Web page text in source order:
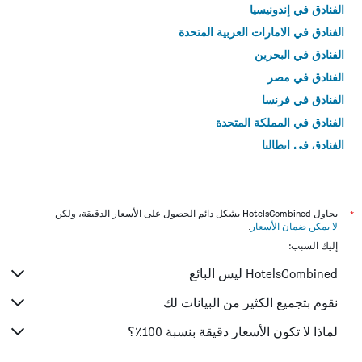
الفنادق في إندونيسيا
الفنادق في الامارات العربية المتحدة
الفنادق في البحرين
الفنادق في مصر
الفنادق في فرنسا
الفنادق في المملكة المتحدة
الفنادق في إيطاليا
*
يحاول HotelsCombined بشكل دائم الحصول على الأسعار الدقيقة، ولكن
لا يمكن ضمان الأسعار .
إليك السبب:
HotelsCombined ليس البائع
نقوم بتجميع الكثير من البيانات لك
لماذا لا تكون الأسعار دقيقة بنسبة 100٪؟